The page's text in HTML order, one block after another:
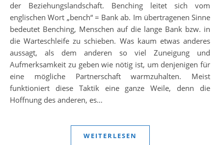
der Beziehungslandschaft. Benching leitet sich vom
englischen Wort „bench“ = Bank ab. Im übertragenen Sinne
bedeutet Benching, Menschen auf die lange Bank bzw. in
die Warteschleife zu schieben. Was kaum etwas anderes
aussagt, als dem anderen so viel Zuneigung und
Aufmerksamkeit zu geben wie nötig ist, um denjenigen für
eine mögliche Partnerschaft warmzuhalten. Meist
funktioniert diese Taktik eine ganze Weile, denn die
Hoffnung des anderen, es…
WEITERLESEN